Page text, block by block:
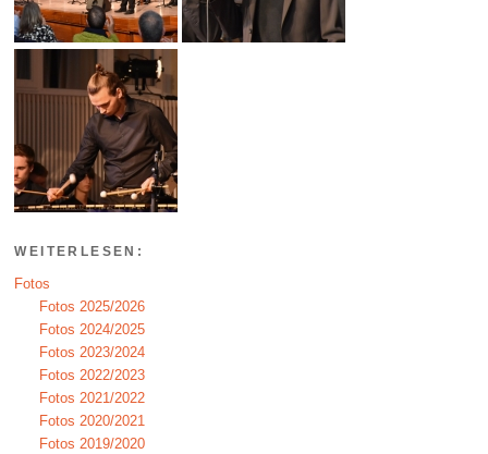
WEITERLESEN:
Fotos
Fotos 2025/2026
Fotos 2024/2025
Fotos 2023/2024
Fotos 2022/2023
Fotos 2021/2022
Fotos 2020/2021
Fotos 2019/2020